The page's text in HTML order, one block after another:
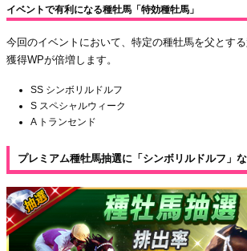
イベントで有利になる種牡馬「特効種牡馬」
今回のイベントにおいて、特定の種牡馬を父とする
獲得WPが倍増します。
SS シンボリルドルフ
S スペシャルウィーク
A トランセンド
プレミアム種牡馬抽選に「シンボリルドルフ」